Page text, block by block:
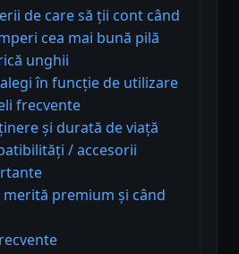
de care să ții cont când
cea mai bună pilă
unghii
în funcție de utilizare
frecvente
și durată de viață
/ accesorii
merită premium și când